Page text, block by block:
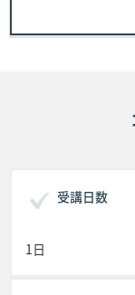
受講日数
1日